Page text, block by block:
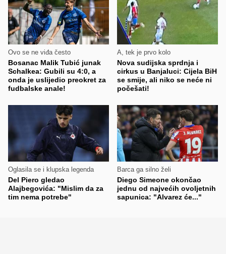
Ovo se ne viđa često
Bosanac Malik Tubić junak
Schalkea: Gubili su 4:0, a
onda je uslijedio preokret za
fudbalske anale!
A, tek je prvo kolo
Nova sudijska sprdnja i
cirkus u Banjaluci: Cijela BiH
se smije, ali niko se neće ni
počešati!
Oglasila se i klupska legenda
Del Piero gledao
Alajbegovića: "Mislim da za
tim nema potrebe"
Barca ga silno želi
Diego Simeone okončao
jednu od najvećih ovoljetnih
sapunica: "Alvarez će..."